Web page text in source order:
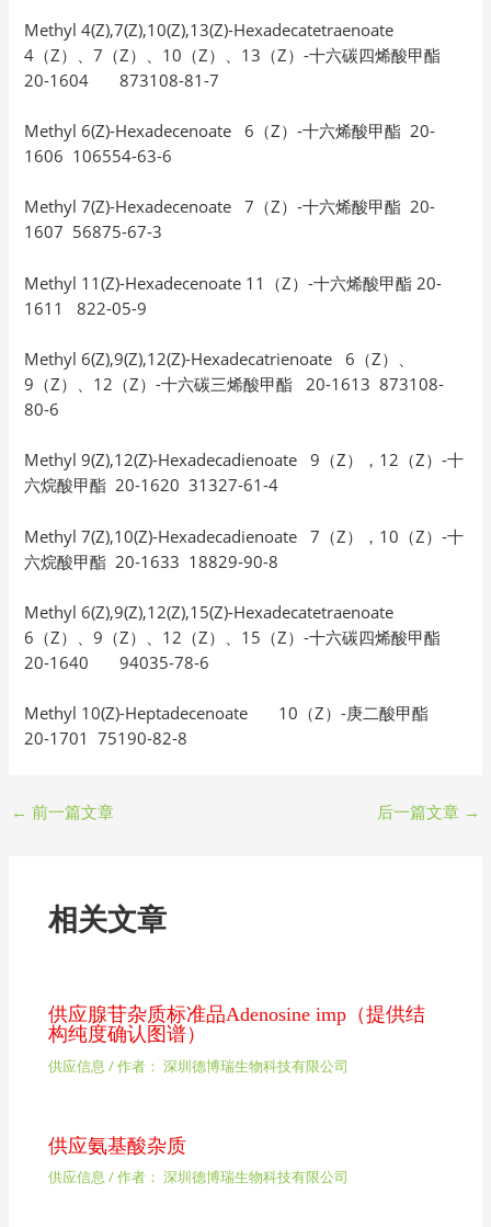
Methyl 4(Z),7(Z),10(Z),13(Z)-Hexadecatetraenoate
4（Z）、7（Z）、10（Z）、13（Z）-十六碳四烯酸甲酯
20-1604 873108-81-7
Methyl 6(Z)-Hexadecenoate 6（Z）-十六烯酸甲酯 20-
1606 106554-63-6
Methyl 7(Z)-Hexadecenoate 7（Z）-十六烯酸甲酯 20-
1607 56875-67-3
Methyl 11(Z)-Hexadecenoate 11（Z）-十六烯酸甲酯 20-
1611 822-05-9
Methyl 6(Z),9(Z),12(Z)-Hexadecatrienoate 6（Z）、
9（Z）、12（Z）-十六碳三烯酸甲酯 20-1613 873108-
80-6
Methyl 9(Z),12(Z)-Hexadecadienoate 9（Z），12（Z）-十
六烷酸甲酯 20-1620 31327-61-4
Methyl 7(Z),10(Z)-Hexadecadienoate 7（Z），10（Z）-十
六烷酸甲酯 20-1633 18829-90-8
Methyl 6(Z),9(Z),12(Z),15(Z)-Hexadecatetraenoate
6（Z）、9（Z）、12（Z）、15（Z）-十六碳四烯酸甲酯
20-1640 94035-78-6
Methyl 10(Z)-Heptadecenoate 10（Z）-庚二酸甲酯
20-1701 75190-82-8
← 前一篇文章 后一篇文章 →
相关文章
供应腺苷杂质标准品Adenosine imp（提供结
构纯度确认图谱）
供应信息 / 作者： 深圳德博瑞生物科技有限公司
供应氨基酸杂质
供应信息 / 作者： 深圳德博瑞生物科技有限公司